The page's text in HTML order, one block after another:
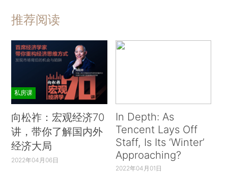
推荐阅读
私房课
向松祚：宏观经济70
讲，带你了解国内外
经济大局
2022年04月06日
In Depth: As
Tencent Lays Off
Staff, Is Its ‘Winter’
Approaching?
2022年04月01日